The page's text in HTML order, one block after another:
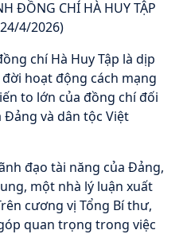
ĐỒNG CHÍ HÀ HUY TẬP
4/2026)
chí Hà Huy Tập là dịp
hoạt động cách mạng
to lớn của đồng chí đối
và dân tộc Việt
đạo tài năng của Đảng,
một nhà lý luận xuất
cương vị Tổng Bí thư,
quan trọng trong việc